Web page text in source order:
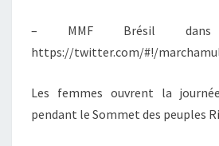
– MMF Brésil
https://twitter.com/#!/
Les femmes ouvrent la
pendant le Sommet des peuples